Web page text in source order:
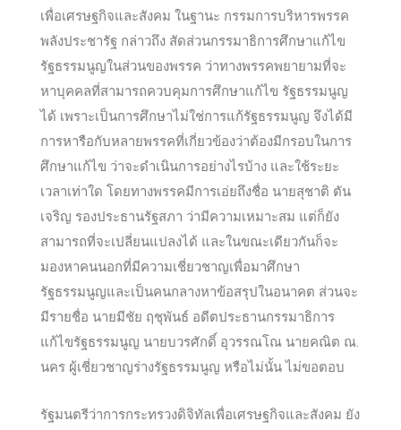
เพื่อ​เศรษฐกิจ​และสังคม ในฐานะ กรรมการบริหารพรรค
พลังประชารัฐ กล่าวถึง สัดส่วนกรรมาธิการศึกษาแก้ไข
รัฐธรรมนูญ​ในส่วนของพรรค ว่าทางพรรคพยายามที่จะ
หาบุคคลที่สามารถควบคุมการศึกษาแก้ไข รัฐธรรมนูญ​
ได้ เพราะเป็นการศึกษาไม่ใช่การแก้รัฐธรรมนูญ​ จึงได้มี
การหารือกับหลายพรรคที่เกี่ยวข้องว่าต้องมีกรอบในการ
ศึกษาแก้ไข ว่าจะดำเนินการอย่างไรบ้าง และใช้ระยะ
เวลาเท่าใด โดยทางพรรคมีการเอ่ยถึงชื่อ นายสุชาติ​ ตัน
เจริญ รองประธานรัฐสภา ว่ามีความเหมาะสม แต่ก็ยัง
สามารถที่จะเปลี่ยนแปลงได้ และในขณะเดียวกันก็จะ
มองหาคนนอกที่มีความเชี่ยวชาญ​เพื่อมาศึกษา
รัฐธรรมนูญ​และเป็นคนกลางหาข้อสรุปในอนาคต ส่วนจะ
มีรายชื่อ นายมีชัย ฤชุพันธ์ อดีตประธานกรรมาธิการ
แก้ไขรัฐธรรมนูญ นายบวรศักดิ์ อุวรรณโณ นายคณิต ณ.
นคร ผู้เชี่ยวชาญ​ร่างรัฐธรรมนูญ หรือไม่นั้น ไม่ขอตอบ
รัฐมนตรีว่าการกระทรวงดิจิทัลเพื่อ​เศรษฐกิจ​และสังคม ยัง